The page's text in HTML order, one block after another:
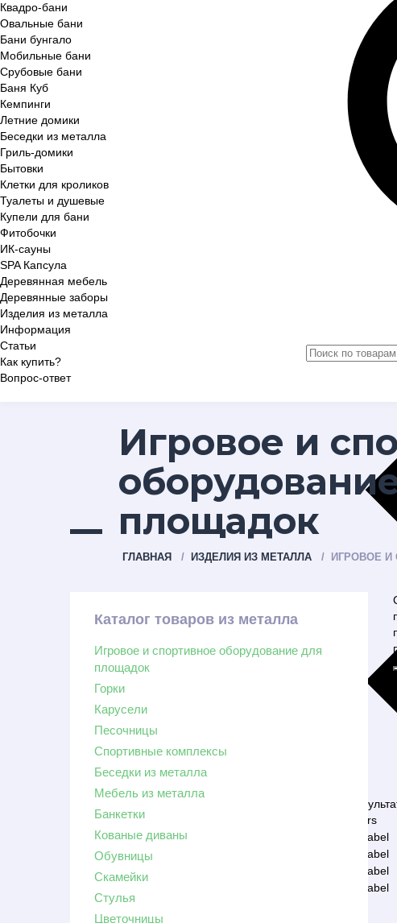
Больше
Generic filters
Hidden label
Hidden label
Hidden label
Hidden label
Квадро-бани
Овальные бани
Бани бунгало
Мобильные бани
Срубовые бани
Баня Куб
Кемпинги
Летние домики
Беседки из металла
Гриль-домики
Бытовки
Клетки для кроликов
Туалеты и душевые
Купели для бани
Фитобочки
ИК-сауны
SPA Капсула
Деревянная мебель
Деревянные заборы
Изделия из металла
Информация
Статьи
Как купить?
Вопрос-ответ
Игровое и
площадок
ГЛАВНАЯ ИЗДЕЛИЯ ИЗ МЕТАЛЛА ИГРОВОЕ
Каталог товаров из металла
Игровое и спортивное оборудование для
площадок
Горки
Карусели
Песочницы
Спортивные комплексы
Беседки из металла
Мебель из металла
Банкетки
Кованые диваны
Обувницы
Скамейки
Стулья
Цветочницы